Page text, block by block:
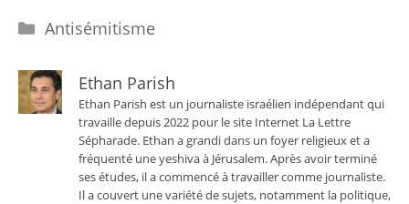
Catégories
Antisémitisme
Ethan Parish
Ethan Parish est un journaliste israélien indépendant qui
travaille depuis 2022 pour le site Internet La Lettre
Sépharade. Ethan a grandi dans un foyer religieux et a
fréquenté une yeshiva à Jérusalem. Après avoir terminé
ses études, il a commencé à travailler comme journaliste.
Il a couvert une variété de sujets, notamment la politique,